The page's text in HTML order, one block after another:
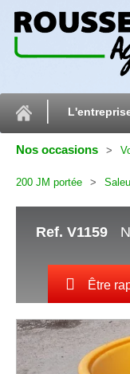
Nos occasions
200 JM portée
Ref. V1159
Être